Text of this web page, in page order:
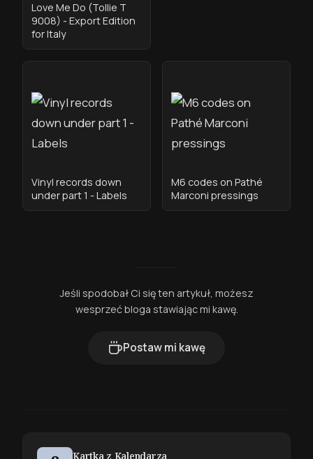
Love Me Do (Tollie T
9008) - Export Edition
for Italy
Vinyl records down
under part 1 - Labels
M6 codes on Pathé
Marconi pressings
Jeśli spodobał Ci się ten artykuł, możesz
wesprzeć bloga stawiając mi kawę.
Postaw mi kawę
Kartka z Kalendarza